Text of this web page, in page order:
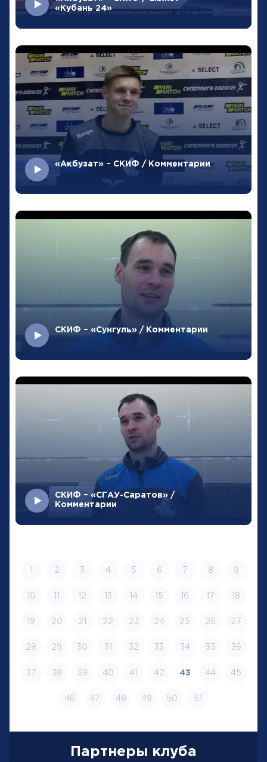
«Кубань 24»
«Акбузат» – СКИФ / Комментарии
СКИФ – «Сунгуль» / Комментарии
СКИФ – «СГАУ-Саратов» /
Комментарии
2 3 4 5 6 7 8 9
10 12 13 14 15 16 17 18
19 20 21 22 23 24 25 26 27
28 29 30 31 32 33 34 35 36
37 38 39 40 41 42 43 44 45
46 47 48 49 50 51
Партнеры клуба